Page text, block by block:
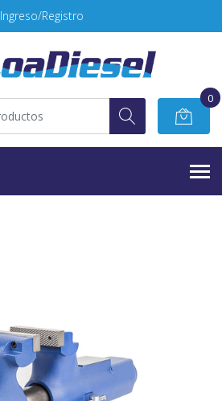
Ingreso/Registro
0